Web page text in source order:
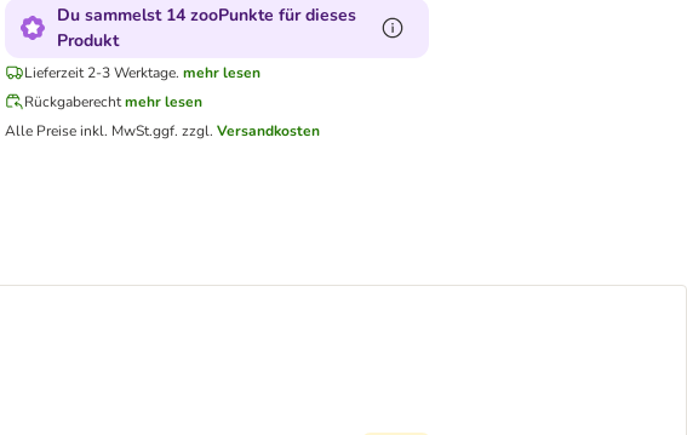
Du sammelst 14 zooPunkte für dieses
Produkt
Lieferzeit 2-3 Werktage. mehr lesen
Rückgaberecht mehr lesen
Alle Preise inkl. MwSt.ggf. zzgl. Versandkosten